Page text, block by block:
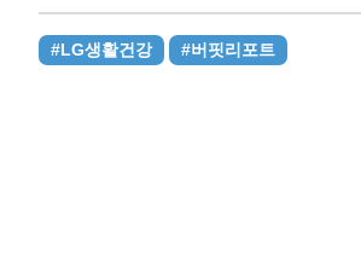
#LG생활건강 #버핏리포트